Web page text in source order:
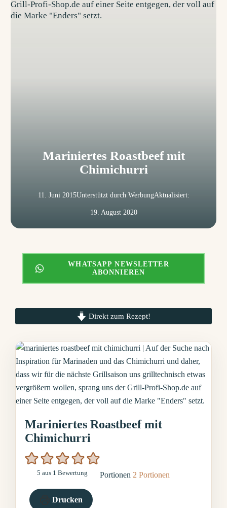
Mariniertes Roastbeef mit
Chimichurri
11. Juni 2015Unterstützt durch WerbungAktualisiert:
19. August 2020
WHATSAPP NEWSLETTER
ABONNIEREN
Direkt zum Rezept!
Mariniertes Roastbeef mit
Chimichurri
5 aus 1 Bewertung
Drucken
Portionen 2 Portionen